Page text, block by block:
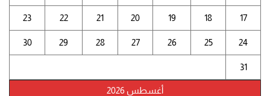
أغسطس 2026
17
18
19
20
21
22
23
24
25
26
27
28
29
30
31